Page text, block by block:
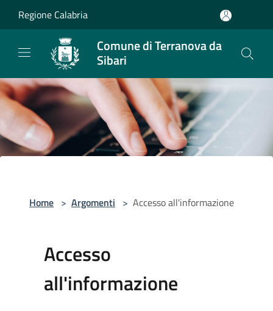
Regione Calabria
Comune di Terranova da
Sibari
Home > Argomenti > Accesso all'informazione
Accesso
all'informazione